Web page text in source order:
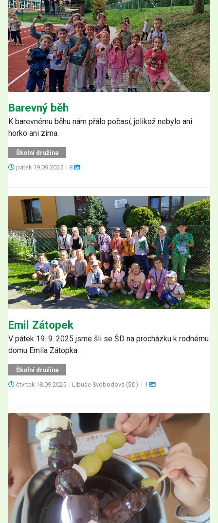
Barevný běh
K barevnému běhu nám přálo počasí, jelikož nebylo ani
horko ani zima.
Školní družina
pátek 19.09.2025 | 8
Emil Zátopek
V pátek 19. 9. 2025 jsme šli se ŠD na procházku k rodnému
domu Emila Zátopka.
Školní družina
čtvrtek 18.09.2025 | Libuše Svobodová (ŠD) | 1